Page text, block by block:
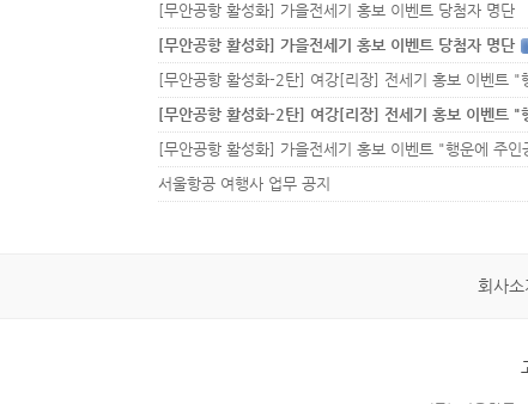
[무안공항 활성화] 가을전세기 홍보 이벤트 당첨자 명단
[무안공항 활성화] 가을전세기 홍보 이벤트 당첨자 명단
서울항공 여행사 업무 공지
회사소